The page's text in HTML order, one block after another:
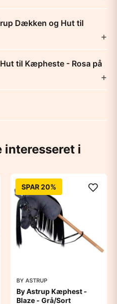
Dækken og Hut til
til Kæpheste - Rosa på
interesseret i
SPAR 20%
BY ASTRUP
By Astrup Kæphest -
Blaze - Grå/Sort